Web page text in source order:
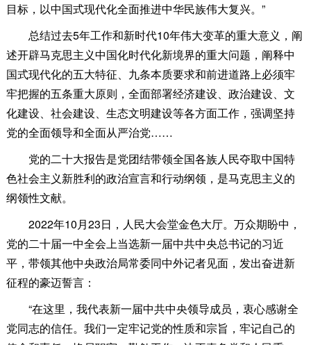
目标，以中国式现代化全面推进中华民族伟大复兴。”
总结过去5年工作和新时代10年伟大变革的重大意义，阐
述开辟马克思主义中国化时代化新境界的重大问题，阐释中
国式现代化的五大特征、九条本质要求和前进道路上必须牢
牢把握的五条重大原则，全面部署经济建设、政治建设、文
化建设、社会建设、生态文明建设等各方面工作，强调坚持
党的全面领导和全面从严治党……
党的二十大报告是党团结带领全国各族人民夺取中国特
色社会主义新胜利的政治宣言和行动纲领，是马克思主义的
纲领性文献。
2022年10月23日，人民大会堂金色大厅。万众期盼中，
党的二十届一中全会上当选新一届中共中央总书记的习近
平，带领其他中央政治局常委同中外记者见面，发出奋进新
征程的豪迈誓言：
“在这里，我代表新一届中共中央领导成员，衷心感谢全
党同志的信任。我们一定牢记党的性质和宗旨，牢记自己的